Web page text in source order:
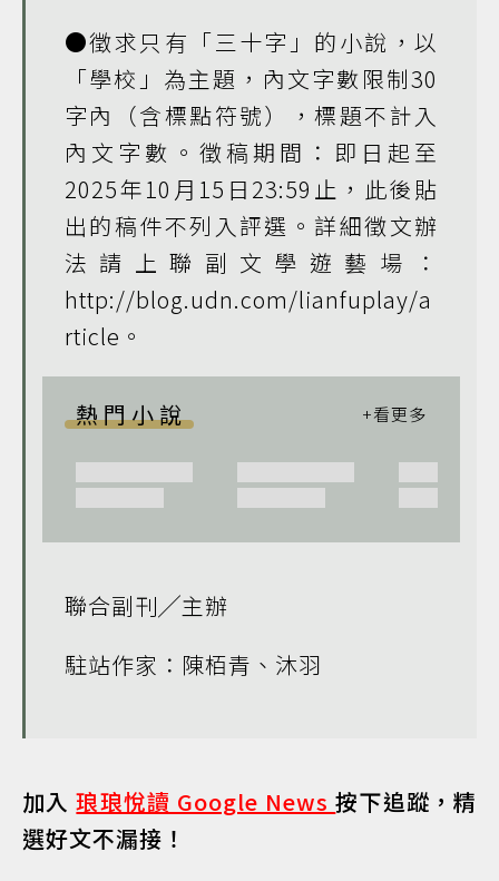
●徵求只有「三十字」的小說，以
「學校」為主題，內文字數限制30
字內（含標點符號），標題不計入
內文字數。徵稿期間：即日起至
2025年10月15日23:59止，此後貼
出的稿件不列入評選。詳細徵文辦
法請上聯副文學遊藝場：
http://blog.udn.com/lianfuplay/a
rticle。
熱門小說
聯合副刊╱主辦
駐站作家：陳栢青、沐羽
加入琅琅悅讀 Google News按下追蹤，精
選好文不漏接！